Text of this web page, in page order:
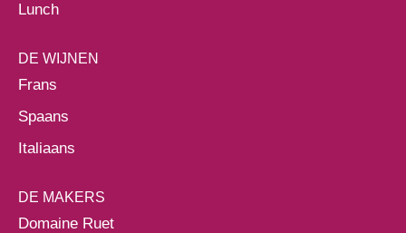
Lunch
DE WIJNEN
Frans
Spaans
Italiaans
DE MAKERS
Domaine Ruet